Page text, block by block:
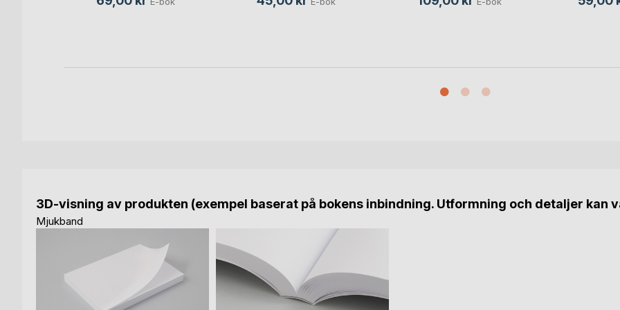
3D-visning av produkten (exempel baserat på bokens inbindning. Utformning och detaljer kan
Mjukband